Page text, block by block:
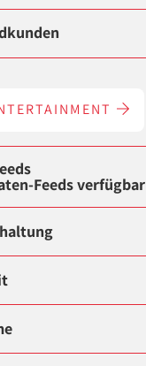
Feeds verfügbar